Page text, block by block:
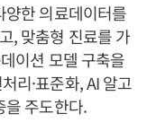
양한 의료데이터를
, 맞춤형 진료를 가
이션 모델 구축을
리·표준화, AI 알고
을 주도한다.